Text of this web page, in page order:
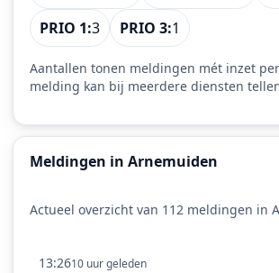
PRIO 1:3 PRIO 3:1
Aantallen tonen meldingen mét inzet
melding kan bij meerdere diensten
Meldingen in Arnemuiden
Actueel overzicht van 112 meldingen in
13:2610 uur geleden